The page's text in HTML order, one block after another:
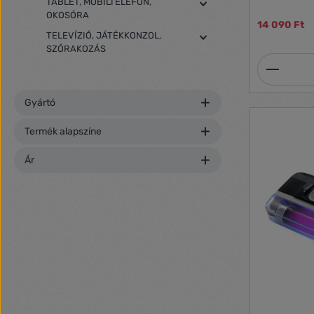
OKOSÓRA
TELEVÍZIÓ, JÁTÉKKONZOL,
SZÓRAKOZÁS
Gyártó
Termék alapszíne
Ár
vízjelek
14 090 Ft